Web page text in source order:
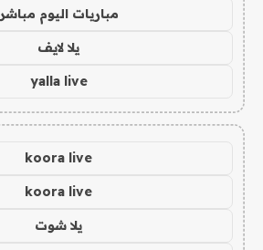
مباريات اليوم مباشر
يلا لايف
yalla live
koora live
koora live
يلا شوت